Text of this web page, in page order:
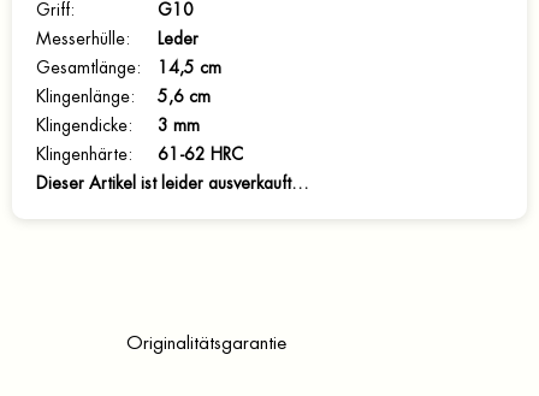
Griff:
G10
Messerhülle:
Leder
Gesamtlänge:
14,5 cm
Klingenlänge:
5,6 cm
Klingendicke:
3 mm
Klingenhärte:
61-62 HRC
Dieser Artikel ist leider ausverkauft…
Originalitätsgarantie